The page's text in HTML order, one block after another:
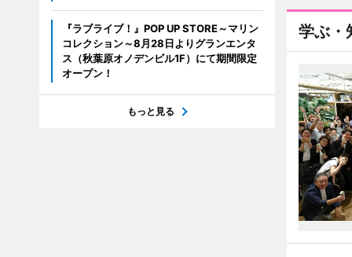
学ぶ・
『ラブライブ！』POP UP STORE～マリン
コレクション～8月28日よりグランエンタ
ス（秋葉原オノデンビル1F）にて期間限定
オープン！
もっと見る